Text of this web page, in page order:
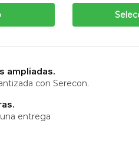
ampliadas.
con Serecon.
entrega